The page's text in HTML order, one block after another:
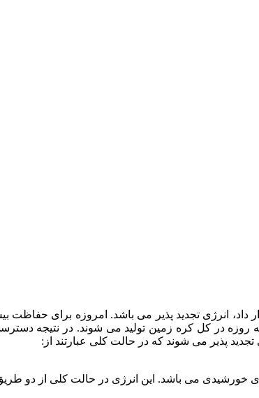
داد، انرژی تجدید پذیر می باشد. امروزه برای
روزه در کل کره زمین تولید می شوند. در نتیجه
تجدید پذیر می شوند که در حالت کلی عبارتند از:
خورشیدی می باشد. این انرژی در حالت کلی از دو